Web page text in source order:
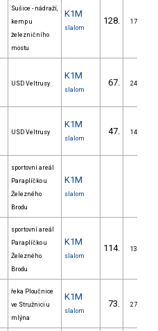
Sušice - nádraží,
kemp u
železničního
mostu
K1M
slalom
128. 17/ZM
USD Veltrusy
K1M
slalom
67. 24/ZM
USD Veltrusy
K1M
slalom
47. 14/ZM
sportovní areál
Paraplíčko u
Železného
Brodu
K1M
slalom
sportovní areál
Paraplíčko u
Železného
Brodu
K1M
slalom
114. 13/ZM
řeka Ploučnice
ve Stružnici u
mlýna
K1M
slalom
73. 27/ZM